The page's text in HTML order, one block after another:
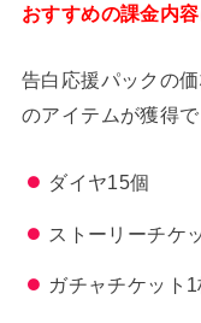
おすすめの課金内
告白応援パックの
のアイテムが獲得で
ダイヤ15個
ストーリーチケ
ガチャチケット1